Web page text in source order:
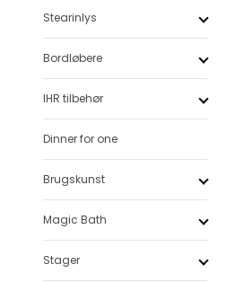
Stearinlys
Bordløbere
IHR tilbehør
Dinner for one
Brugskunst
Magic Bath
Stager